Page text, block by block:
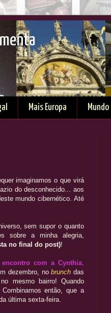
Mais Europa Mundo
imaginamos o que virá
do desconhecido... aos
mundo cibernético. Até
sem supor o quanto
sobre a minha alegria,
no final do post)!
encontro com a Cynthia
dezembro, nobrunch das
mesmo bairro! Quando
então, que a
última sexta-feira.